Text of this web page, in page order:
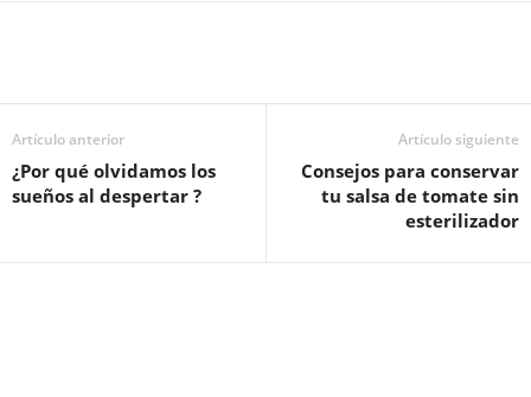
Artículo anterior
¿Por qué olvidamos los
sueños al despertar ?
Artículo siguiente
Consejos para conservar
tu salsa de tomate sin
esterilizador